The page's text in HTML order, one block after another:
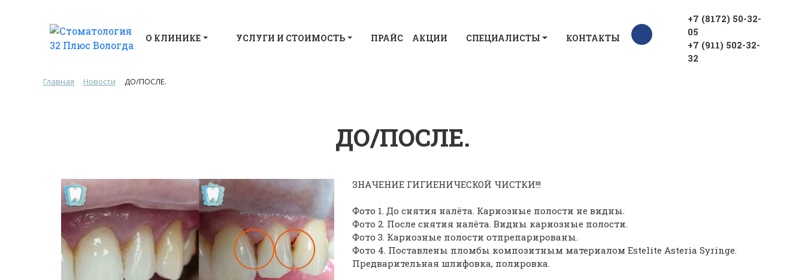
О КЛИНИКЕ УСЛУГИ И СТОИМОСТЬ ПРАЙС АКЦИИ СПЕЦИАЛИСТЫ КОНТАКТЫ
+7 (8172) 50-32-
05
+7 (911) 502-32-
32
Главная Новости ДО/ПОСЛЕ.
ДО/ПОСЛЕ.
ЗНАЧЕНИЕ ГИГИЕНИЧЕСКОЙ ЧИСТКИ!!!
Фото 1. До снятия налёта. Кариозные полости не видны.
Фото 2. После снятия налёта. Видны кариозные полости.
Фото 3. Кариозные полости отпрепарированы.
Фото 4. Поставлены пломбы композитным материалом Estelite Asteria Syringe.
Предварительная шлифовка, полировка.